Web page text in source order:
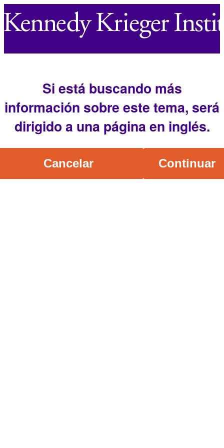
Si está buscando más
información sobre este tema, será
dirigido a una página en inglés.
Cancelar Continuar